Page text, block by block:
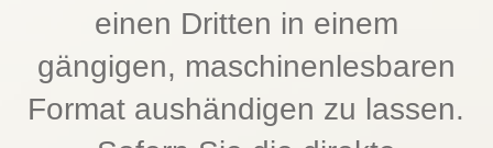
einen Dritten in einem
gängigen, maschinenlesbaren
Format aushändigen zu lassen.